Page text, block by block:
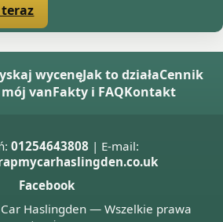
wycenęJak to działaCennik
mój vanFakty i FAQKontakt
01254643808 | E-mail:
Facebook
Haslingden — Wszelkie prawa